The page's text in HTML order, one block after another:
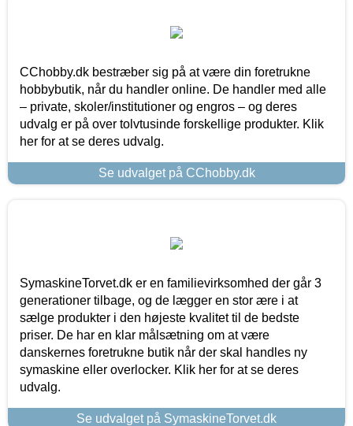
CChobby.dk bestræber sig på at være din foretrukne
hobbybutik, når du handler online. De handler med alle
– private, skoler/institutioner og engros – og deres
udvalg er på over tolvtusinde forskellige produkter. Klik
her for at se deres udvalg.
Se udvalget på CChobby.dk
SymaskineTorvet.dk er en familievirksomhed der går 3
generationer tilbage, og de lægger en stor ære i at
sælge produkter i den højeste kvalitet til de bedste
priser. De har en klar målsætning om at være
danskernes foretrukne butik når der skal handles ny
symaskine eller overlocker. Klik her for at se deres
udvalg.
Se udvalget på SymaskineTorvet.dk